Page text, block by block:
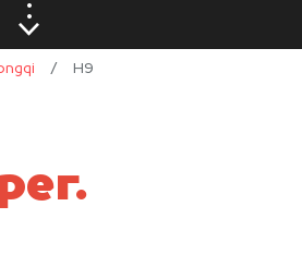
/ H9